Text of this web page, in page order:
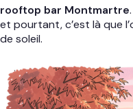
rooftop bar Montmartre
et pourtant, c’est là que
de soleil.